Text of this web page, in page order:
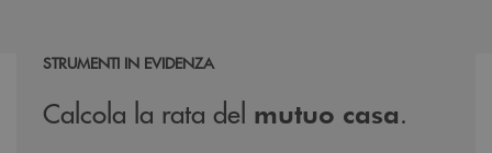
Simulatore mutuo
STRUMENTI IN EVIDENZA
Calcola la rata del mutuo casa.